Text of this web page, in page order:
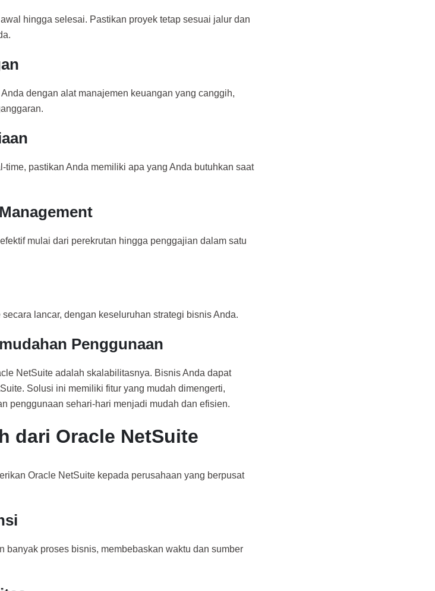
hingga selesai. Pastikan proyek tetap sesuai jalur dan
dengan alat manajemen keuangan yang canggih,
time, pastikan Anda memiliki apa yang Anda butuhkan saat
mulai dari perekrutan hingga penggajian dalam satu
lancar, dengan keseluruhan strategi bisnis Anda.
Penggunaan
NetSuite adalah skalabilitasnya. Bisnis Anda dapat
Solusi ini memiliki fitur yang mudah dimengerti,
penggunaan sehari-hari menjadi mudah dan efisien.
dari Oracle NetSuite
Oracle NetSuite kepada perusahaan yang berpusat
banyak proses bisnis, membebaskan waktu dan sumber